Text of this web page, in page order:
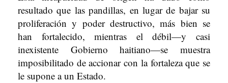
resultado que las pandillas, en lugar de bajar su
proliferación y poder destructivo, más bien se
han fortalecido, mientras el débil—y casi
inexistente Gobierno haitiano—se muestra
imposibilitado de accionar con la fortaleza que se
le supone a un Estado.